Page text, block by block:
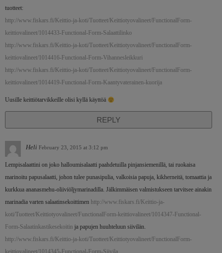
tuotteet:
http://www.fiskars.fi/Keittio-ja-koti/Tuotteet/Keittiotyovalineet/FunctionalForm-
keittiovalineet/1014433-Functional-Form-Salaattilinko
http://www.fiskars.fi/Keittio-ja-koti/Tuotteet/Keittiotyovalineet/FunctionalForm-
keittiovalineet/1014416-Functional-Form-Vihannesleikkuri
http://www.fiskars.fi/Keittio-ja-koti/Tuotteet/Keittiotyovalineet/FunctionalForm-
keittiovalineet/1014419-Functional-Form-Kaantyvaterainen-kuorija
Uusille keittiötarvikkeille olisi kyllä käyttöä
REPLY
Heli February 23, 2015 at 3:12 pm
Lempisalaattini on joko halloumisalaatti paahdetuilla pinjansiemenillä, tai ruokaisa
marinoitu papusalaatti, johon tulee punasipulia, valkoisia papuja, kikherneitä, tomaattia ja
kurkkua ananasmehu-oliiviöljymarinadilla. Jälkimmäisen valmistukseen tarvitsee ainakin
marinadia varten salaatinsekoittimen http://www.fiskars.fi/Keittio-ja-
koti/Tuotteet/Keittiotyovalineet/FunctionalForm-keittiovalineet/1014347-Functional-
Form-Salaatinkastikesekoitin ja papujen huuhteluun siivilän.
http://www.fiskars.fi/Keittio-ja-koti/Tuotteet/Keittiotyovalineet/FunctionalForm-